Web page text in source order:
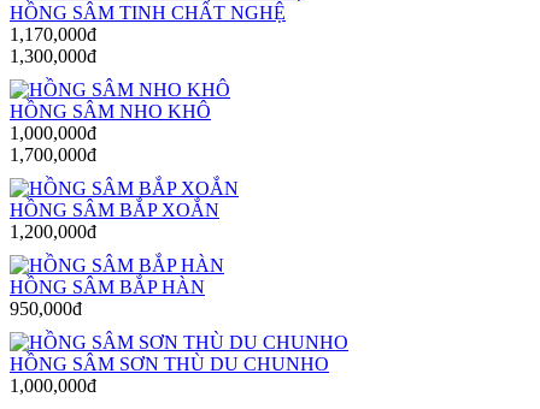
HỒNG SÂM TINH CHẤT NGHỆ
1,170,000đ
1,300,000đ
HỒNG SÂM NHO KHÔ
1,000,000đ
1,700,000đ
HỒNG SÂM BẮP XOẮN
1,200,000đ
HỒNG SÂM BẮP HÀN
950,000đ
HỒNG SÂM SƠN THÙ DU CHUNHO
1,000,000đ